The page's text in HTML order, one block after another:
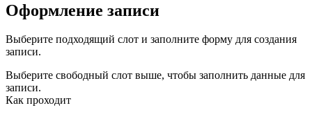
Оформление записи
Выберите подходящий слот и заполните форму для создания
записи.
Выберите свободный слот выше, чтобы заполнить данные для
записи.
Как проходит